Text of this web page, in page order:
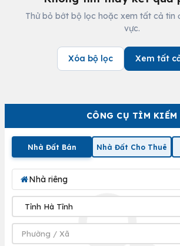
CÔNG CỤ TÌM KIẾM
Nhà Đất Bán Nhà Đất Cho Thuê
Nhà riêng
Thử bỏ bớt bộ lọc hoặc xem tất cả tin
vực.
Xóa bộ lọc Xem tất